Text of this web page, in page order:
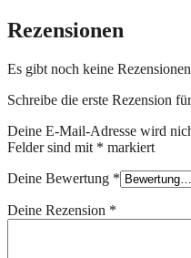
Rezensionen
Es gibt noch keine
Schreibe die erste Rezension
Deine E-Mail-Adresse wird
Felder sind mit * markiert
Deine Bewertung *
Deine Rezension *